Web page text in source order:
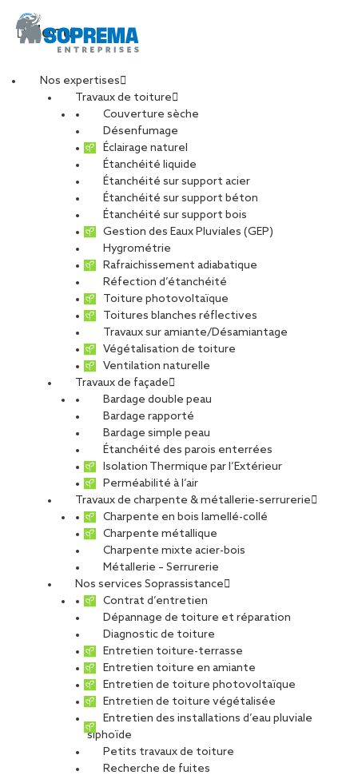
Menu
Nos expertises
Travaux de toiture
Couverture sèche
Désenfumage
Éclairage naturel
Étanchéité liquide
Étanchéité sur support acier
Étanchéité sur support béton
Étanchéité sur support bois
Gestion des Eaux Pluviales (GEP)
Hygrométrie
Rafraichissement adiabatique
Réfection d’étanchéité
Toiture photovoltaïque
Toitures blanches réflectives
Travaux sur amiante/Désamiantage
Végétalisation de toiture
Ventilation naturelle
Travaux de façade
Bardage double peau
Bardage rapporté
Bardage simple peau
Étanchéité des parois enterrées
Isolation Thermique par l’Extérieur
Perméabilité à l’air
Travaux de charpente & métallerie-serrurerie
Charpente en bois lamellé-collé
Charpente métallique
Charpente mixte acier-bois
Métallerie – Serrurerie
Nos services Soprassistance
Contrat d’entretien
Dépannage de toiture et réparation
Diagnostic de toiture
Entretien toiture-terrasse
Entretien toiture en amiante
Entretien de toiture photovoltaïque
Entretien de toiture végétalisée
Entretien des installations d’eau pluviale
siphoïde
Petits travaux de toiture
Recherche de fuites
PARTAGER